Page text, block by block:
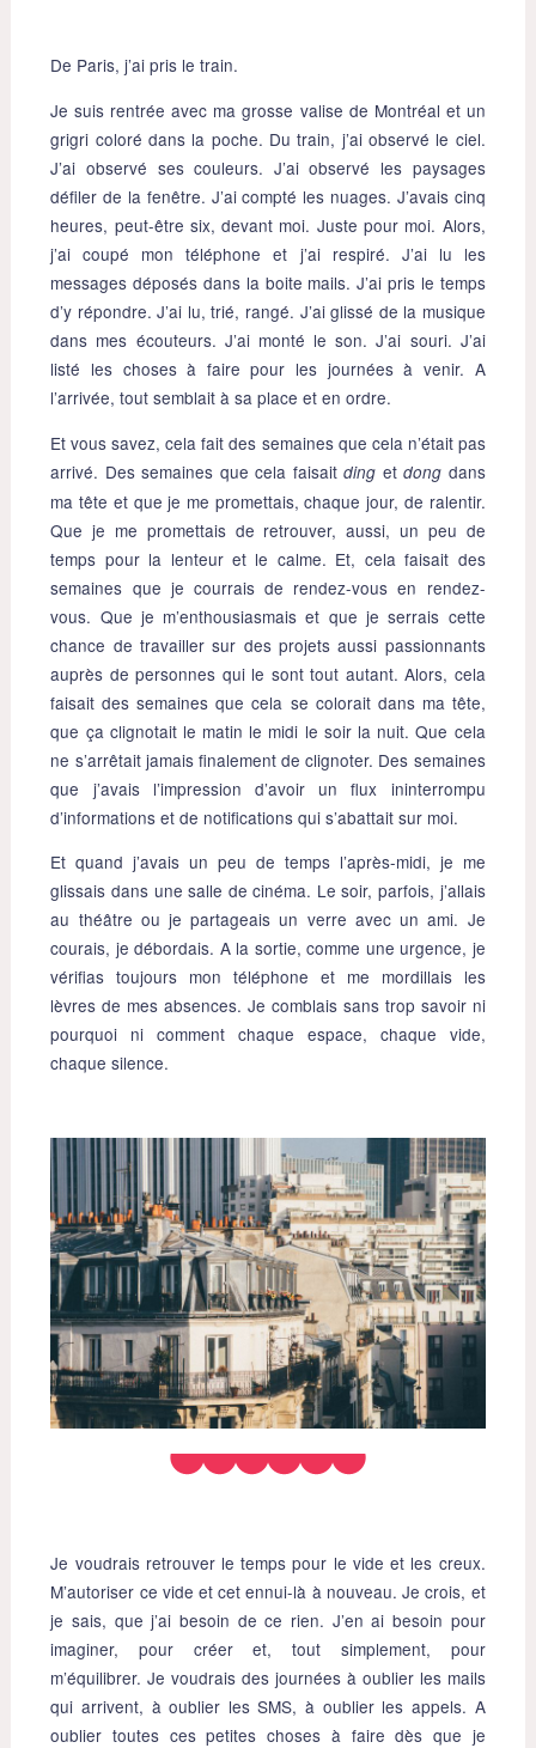
De Paris, j’ai pris le train.
Je suis rentrée avec ma grosse valise de Montréal et un
grigri coloré dans la poche. Du train, j’ai observé le ciel.
J’ai observé ses couleurs. J’ai observé les paysages
défiler de la fenêtre. J’ai compté les nuages. J’avais cinq
heures, peut-être six, devant moi. Juste pour moi. Alors,
j’ai coupé mon téléphone et j’ai respiré. J’ai lu les
messages déposés dans la boite mails. J’ai pris le temps
d’y répondre. J’ai lu, trié, rangé. J’ai glissé de la musique
dans mes écouteurs. J’ai monté le son. J’ai souri. J’ai
listé les choses à faire pour les journées à venir. A
l’arrivée, tout semblait à sa place et en ordre.
Et vous savez, cela fait des semaines que cela n’était pas
arrivé. Des semaines que cela faisaitding etdong dans
ma tête et que je me promettais, chaque jour, de ralentir.
Que je me promettais de retrouver, aussi, un peu de
temps pour la lenteur et le calme. Et, cela faisait des
semaines que je courrais de rendez-vous en rendez-
vous. Que je m’enthousiasmais et que je serrais cette
chance de travailler sur des projets aussi passionnants
auprès de personnes qui le sont tout autant. Alors, cela
faisait des semaines que cela se colorait dans ma tête,
que ça clignotait le matin le midi le soir la nuit. Que cela
ne s’arrêtait jamais finalement de clignoter. Des semaines
que j’avais l’impression d’avoir un flux ininterrompu
d’informations et de notifications qui s’abattait sur moi.
Et quand j’avais un peu de temps l’après-midi, je me
glissais dans une salle de cinéma. Le soir, parfois, j’allais
au théâtre ou je partageais un verre avec un ami. Je
courais, je débordais. A la sortie, comme une urgence, je
vérifias toujours mon téléphone et me mordillais les
lèvres de mes absences. Je comblais sans trop savoir ni
pourquoi ni comment chaque espace, chaque vide,
chaque silence.
Je voudrais retrouver le temps pour le vide et les creux.
M’autoriser ce vide et cet ennui-là à nouveau. Je crois, et
je sais, que j’ai besoin de ce rien. J’en ai besoin pour
imaginer, pour créer et, tout simplement, pour
m’équilibrer. Je voudrais des journées à oublier les mails
qui arrivent, à oublier les SMS, à oublier les appels. A
oublier toutes ces petites choses à faire dès que je